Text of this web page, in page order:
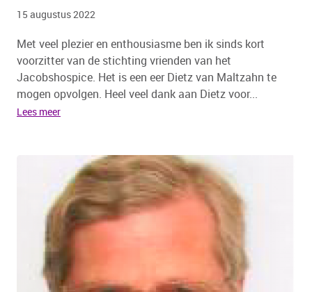
15 augustus 2022
Met veel plezier en enthousiasme ben ik sinds kort
voorzitter van de stichting vrienden van het
Jacobshospice. Het is een eer Dietz van Maltzahn te
mogen opvolgen. Heel veel dank aan Dietz voor...
Lees meer